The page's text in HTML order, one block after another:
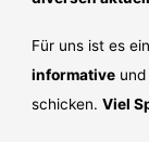
Für uns ist es
informative
schicken.Viel